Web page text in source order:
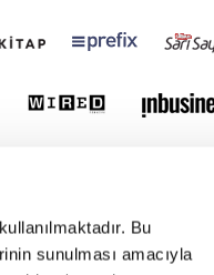
Bu
sunulması amacıyla